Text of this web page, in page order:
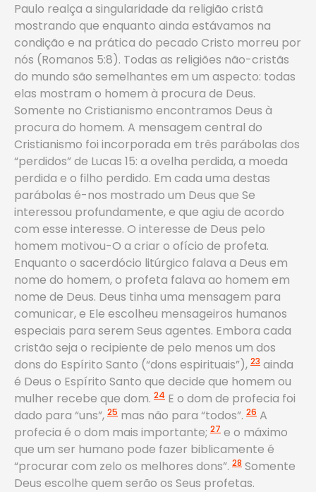
Paulo realça a singularidade da religião cristã
mostrando que enquanto ainda estávamos na
condição e na prática do pecado Cristo morreu por
nós (Romanos 5:8). Todas as religiões não-cristãs
do mundo são semelhantes em um aspecto: todas
elas mostram o homem à procura de Deus.
Somente no Cristianismo encontramos Deus à
procura do homem. A mensagem central do
Cristianismo foi incorporada em três parábolas dos
“perdidos” de Lucas 15: a ovelha perdida, a moeda
perdida e o filho perdido. Em cada uma destas
parábolas é-nos mostrado um Deus que Se
interessou profundamente, e que agiu de acordo
com esse interesse. O interesse de Deus pelo
homem motivou-O a criar o ofício de profeta.
Enquanto o sacerdócio litúrgico falava a Deus em
nome do homem, o profeta falava ao homem em
nome de Deus. Deus tinha uma mensagem para
comunicar, e Ele escolheu mensageiros humanos
especiais para serem Seus agentes. Embora cada
cristão seja o recipiente de pelo menos um dos
dons do Espírito Santo (“dons espirituais”), 23 ainda
é Deus o Espírito Santo que decide que homem ou
mulher recebe que dom. 24 E o dom de profecia foi
dado para “uns”, 25 mas não para “todos”. 26 A
profecia é o dom mais importante; 27 e o máximo
que um ser humano pode fazer biblicamente é
“procurar com zelo os melhores dons”. 28 Somente
Deus escolhe quem serão os Seus profetas.